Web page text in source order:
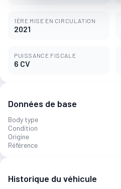
1ÈRE MISE EN CIRCULATION
2021
PUISSANCE FISCALE
6 CV
Données de base
Body type
Condition
Origine
Référence
Historique du véhicule